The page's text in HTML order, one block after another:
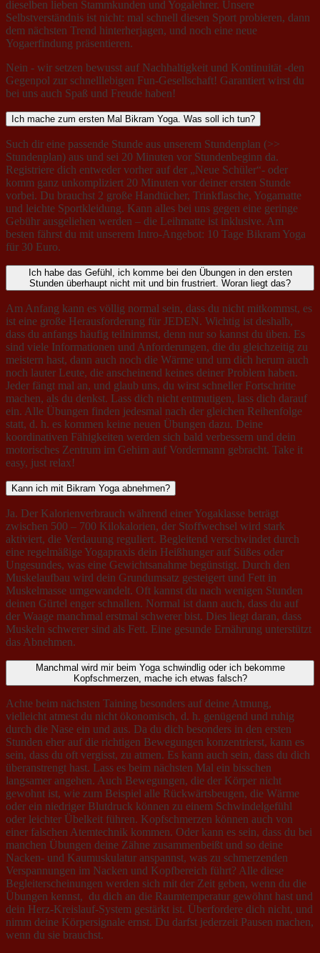
dieselben lieben Stammkunden und Yogalehrer. Unsere
Selbstverständnis ist nicht: mal schnell diesen Sport probieren, dann
dem nächsten Trend hinterherjagen, und noch eine neue
Yogaerfindung präsentieren.
Nein - wir setzen bewusst auf Nachhaltigkeit und Kontinuität -den
Gegenpol zur schnelllebigen Fun-Gesellschaft! Garantiert wirst du
bei uns auch Spaß und Freude haben!
Ich mache zum ersten Mal Bikram Yoga. Was soll ich tun?
Such dir eine passende Stunde aus unserem Stundenplan (>>
Stundenplan) aus und sei 20 Minuten vor Stundenbeginn da.
Registriere dich entweder vorher auf der „Neue Schüler“- oder
komm ganz unkompliziert 20 Minuten vor deiner ersten Stunde
vorbei. Du brauchst 2 große Handtücher, Trinkflasche, Yogamatte
und leichte Sportkleidung. Kann alles bei uns gegen eine geringe
Gebühr ausgeliehen werden – die Leihmatte ist inklusive. Am
besten fährst du mit unserem Intro-Angebot: 10 Tage Bikram Yoga
für 30 Euro.
Ich habe das Gefühl, ich komme bei den Übungen in den ersten
Stunden überhaupt nicht mit und bin frustriert. Woran liegt das?
Am Anfang kann es völlig normal sein, dass du nicht mitkommst, es
ist eine große Herausforderung für JEDEN. Wichtig ist deshalb,
dass du anfangs häufig teilnimmst, denn nur so kannst du üben. Es
sind viele Informationen und Anforderungen, die du gleichzeitig zu
meistern hast, dann auch noch die Wärme und um dich herum auch
noch lauter Leute, die anscheinend keines deiner Problem haben.
Jeder fängt mal an, und glaub uns, du wirst schneller Fortschritte
machen, als du denkst. Lass dich nicht entmutigen, lass dich darauf
ein. Alle Übungen finden jedesmal nach der gleichen Reihenfolge
statt, d. h. es kommen keine neuen Übungen dazu. Deine
koordinativen Fähigkeiten werden sich bald verbessern und dein
motorisches Zentrum im Gehirn auf Vordermann gebracht. Take it
easy, just relax!
Kann ich mit Bikram Yoga abnehmen?
Ja. Der Kalorienverbrauch während einer Yogaklasse beträgt
zwischen 500 – 700 Kilokalorien, der Stoffwechsel wird stark
aktiviert, die Verdauung reguliert. Begleitend verschwindet durch
eine regelmäßige Yogapraxis dein Heißhunger auf Süßes oder
Ungesundes, was eine Gewichtsanahme begünstigt. Durch den
Muskelaufbau wird dein Grundumsatz gesteigert und Fett in
Muskelmasse umgewandelt. Oft kannst du nach wenigen Stunden
deinen Gürtel enger schnallen. Normal ist dann auch, dass du auf
der Waage manchmal erstmal schwerer bist. Dies liegt daran, dass
Muskeln schwerer sind als Fett. Eine gesunde Ernährung unterstützt
das Abnehmen.
Manchmal wird mir beim Yoga schwindlig oder ich bekomme
Kopfschmerzen, mache ich etwas falsch?
Achte beim nächsten Taining besonders auf deine Atmung,
vielleicht atmest du nicht ökonomisch, d. h. genügend und ruhig
durch die Nase ein und aus. Da du dich besonders in den ersten
Stunden eher auf die richtigen Bewegungen konzentrierst, kann es
sein, dass du oft vergisst, zu atmen. Es kann auch sein, dass du dich
überanstrengt hast. Lass es beim nächsten Mal ein bisschen
langsamer angehen. Auch Bewegungen, die der Körper nicht
gewohnt ist, wie zum Beispiel alle Rückwärtsbeugen, die Wärme
oder ein niedriger Blutdruck können zu einem Schwindelgefühl
oder leichter Übelkeit führen. Kopfschmerzen können auch von
einer falschen Atemtechnik kommen. Oder kann es sein, dass du bei
manchen Übungen deine Zähne zusammenbeißt und so deine
Nacken- und Kaumuskulatur anspannst, was zu schmerzenden
Verspannungen im Nacken und Kopfbereich führt? Alle diese
Begleiterscheinungen werden sich mit der Zeit geben, wenn du die
Übungen kennst, du dich an die Raumtemperatur gewöhnt hast und
dein Herz-Kreislauf-System gestärkt ist. Überfordere dich nicht, und
nimm deine Körpersignale ernst. Du darfst jederzeit Pausen machen,
wenn du sie brauchst.